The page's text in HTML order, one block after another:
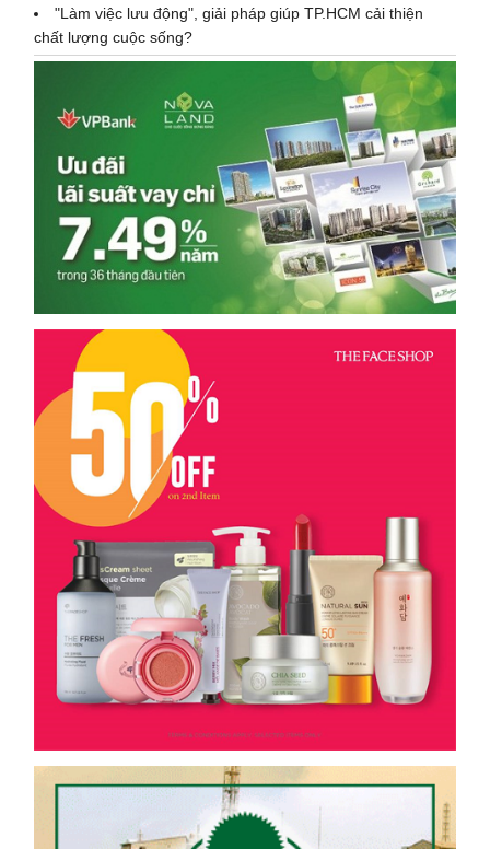
"Làm việc lưu động", giải pháp giúp TP.HCM cải thiện
chất lượng cuộc sống?